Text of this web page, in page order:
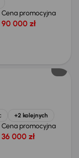
Cena promocyjna
90 000 zł
+2 kolejnych
Cena promocyjna
36 000 zł